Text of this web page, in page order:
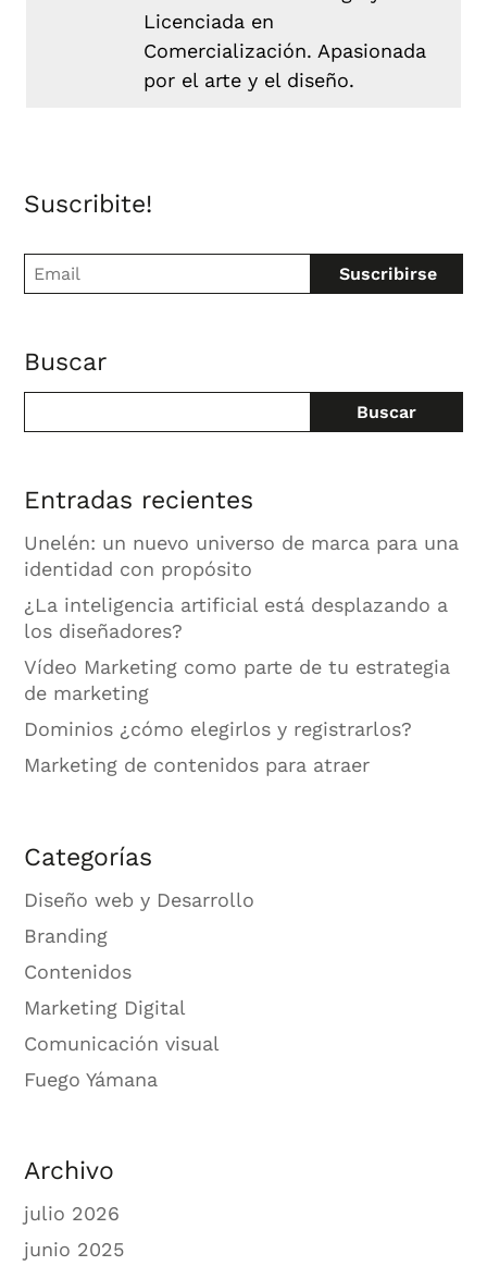
Licenciada en
Comercialización. Apasionada
por el arte y el diseño.
Suscribite!
Buscar
Buscar
Entradas recientes
Unelén: un nuevo universo de marca para una
identidad con propósito
¿La inteligencia artificial está desplazando a
los diseñadores?
Vídeo Marketing como parte de tu estrategia
de marketing
Dominios ¿cómo elegirlos y registrarlos?
Marketing de contenidos para atraer
Categorías
Diseño web y Desarrollo
Branding
Contenidos
Marketing Digital
Comunicación visual
Fuego Yámana
Archivo
julio 2026
junio 2025